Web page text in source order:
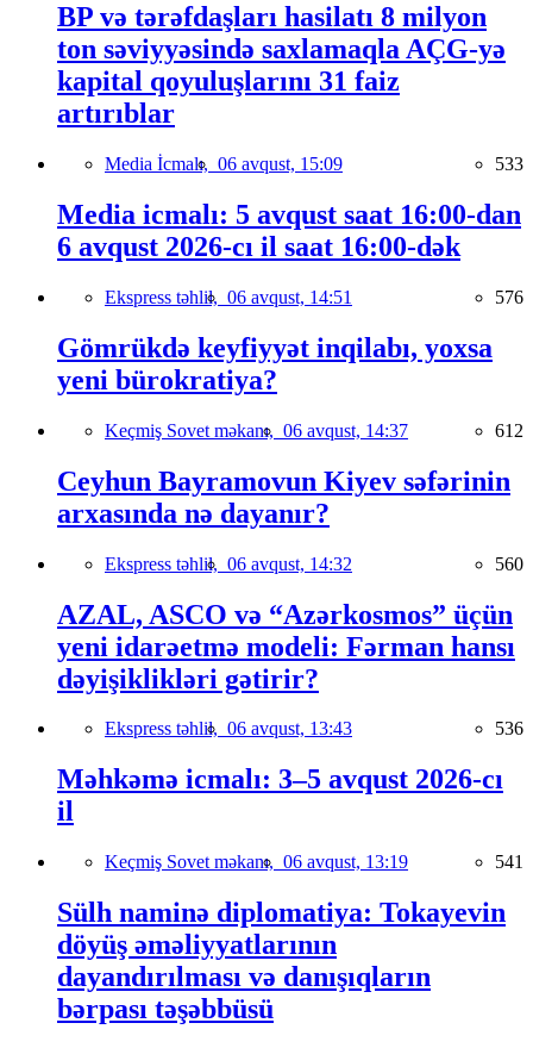
BP və tərəfdaşları hasilatı 8 milyon
ton səviyyəsində saxlamaqla AÇG-yə
kapital qoyuluşlarını 31 faiz
artırıblar
Media İcmalı, 06 avqust, 15:09 533
Media icmalı: 5 avqust saat 16:00-dan
6 avqust 2026-cı il saat 16:00-dək
Ekspress təhlil, 06 avqust, 14:51 576
Gömrükdə keyfiyyət inqilabı, yoxsa
yeni bürokratiya?
Keçmiş Sovet məkanı, 06 avqust, 14:37 612
Ceyhun Bayramovun Kiyev səfərinin
arxasında nə dayanır?
Ekspress təhlil, 06 avqust, 14:32 560
AZAL, ASCO və “Azərkosmos” üçün
yeni idarəetmə modeli: Fərman hansı
dəyişiklikləri gətirir?
Ekspress təhlil, 06 avqust, 13:43 536
Məhkəmə icmalı: 3–5 avqust 2026-cı
il
Keçmiş Sovet məkanı, 06 avqust, 13:19 541
Sülh naminə diplomatiya: Tokayevin
döyüş əməliyyatlarının
dayandırılması və danışıqların
bərpası təşəbbüsü